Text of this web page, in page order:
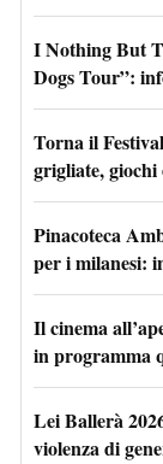
I Nothing But
Dogs Tour”:
Torna il
grigliate, giochi
Pinacoteca
per i milanesi:
Il cinema
in programma
Lei Ballerà
violenza di